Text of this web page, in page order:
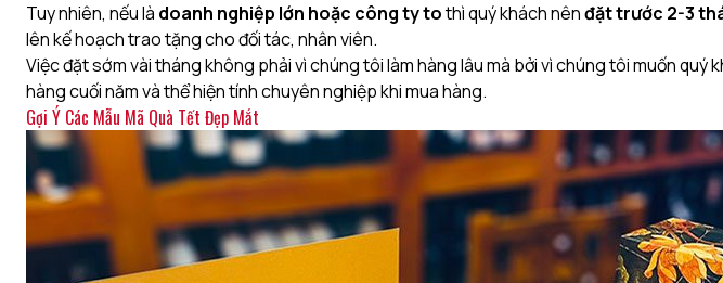
Tuy nhiên, nếu là doanh nghiệp lớn hoặc công ty tothì quý khách nênđặt trước 2-3
lên kế hoạch trao tặng cho đối tác, nhân viên.
Việc đặt sớm vài tháng không phải vì chúng tôi làm hàng lâu mà bởi vì chúng tôi muốn quý
hàng cuối năm và thể hiện tính chuyên nghiệp khi mua hàng.
Gợi Ý Các Mẫu Mã Quà Tết Đẹp Mắt